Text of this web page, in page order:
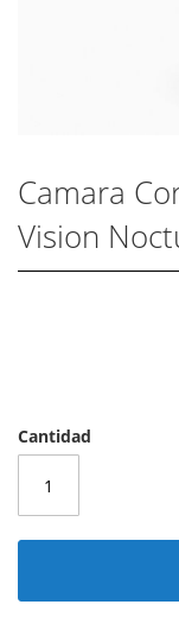
Camara
Vision
Cantidad
Skip
to
the
beginning
of